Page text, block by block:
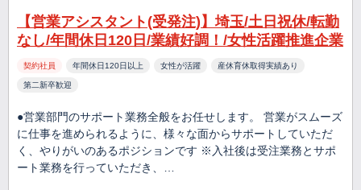
【営業アシスタント(受発注)】埼玉/土日祝休/転勤
なし/年間休日120日/業績好調！/女性活躍推進企業
契約社員 年間休日120日以上 女性が活躍 産休育休取得実績あり
第二新卒歓迎
●営業部門のサポート業務全般をお任せします。 営業がスムーズ
に仕事を進められるように、様々な面からサポートしていただ
く、やりがいのあるポジションです ※入社後は受注業務とサポ
ート業務を行っていただき、…